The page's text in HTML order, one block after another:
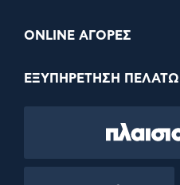
ONLINE ΑΓΟΡΕΣ
ΕΞΥΠΗΡΕΤΗΣΗ